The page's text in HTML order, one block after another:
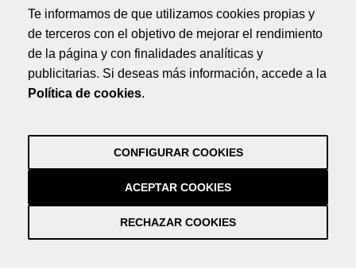
Aviso legal
Política de privacidad
Política de cookies
by NEORG
Política de cookies
Te informamos de que utilizamos cookies propias y
de terceros con el objetivo de mejorar el rendimiento
de la página y con finalidades analíticas y
publicitarias. Si deseas más información, accede a la
Política de cookies.
CONFIGURAR COOKIES
RECHAZAR COOKIES
ACEPTAR COOKIES